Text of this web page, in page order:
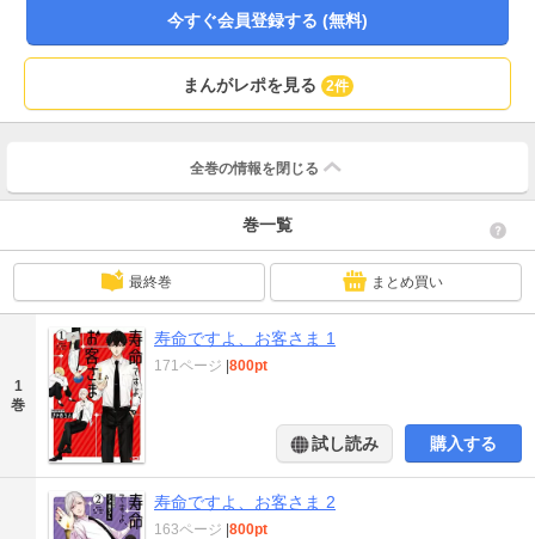
までを収録しています。 人の命が尽きる時に現れる３人組と死者の少年が織り
なす、お死事ハートフルコメディ！
今すぐ会員登録する (無料)
まんがレポを見る 2件
全巻の情報を 閉じる
巻一覧
最終巻 まとめ買い
1
巻
寿命ですよ、お客さま 1
171ページ |800pt
試し読み 購入する
寿命ですよ、お客さま 2
163ページ |800pt